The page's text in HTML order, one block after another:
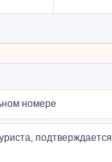
номере
подтверждается